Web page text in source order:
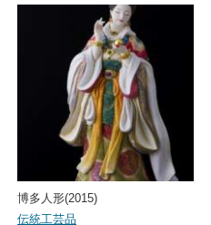
博多人形(2015)
伝統工芸品